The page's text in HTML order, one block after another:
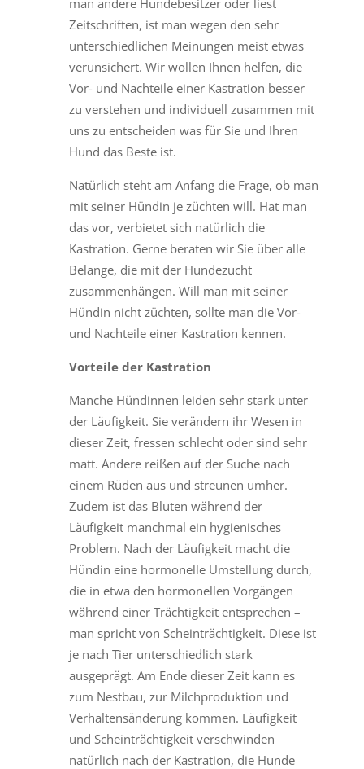
Zeitschriften, ist man wegen den sehr
unterschiedlichen Meinungen meist etwas
verunsichert. Wir wollen Ihnen helfen, die
Vor- und Nachteile einer Kastration besser
zu verstehen und individuell zusammen mit
uns zu entscheiden was für Sie und Ihren
Hund das Beste ist.
Natürlich steht am Anfang die Frage, ob man
mit seiner Hündin je züchten will. Hat man
das vor, verbietet sich natürlich die
Kastration. Gerne beraten wir Sie über alle
Belange, die mit der Hundezucht
zusammenhängen. Will man mit seiner
Hündin nicht züchten, sollte man die Vor-
und Nachteile einer Kastration kennen.
Vorteile der Kastration
Manche Hündinnen leiden sehr stark unter
der Läufigkeit. Sie verändern ihr Wesen in
dieser Zeit, fressen schlecht oder sind sehr
matt. Andere reißen auf der Suche nach
einem Rüden aus und streunen umher.
Zudem ist das Bluten während der
Läufigkeit manchmal ein hygienisches
Problem. Nach der Läufigkeit macht die
Hündin eine hormonelle Umstellung durch,
die in etwa den hormonellen Vorgängen
während einer Trächtigkeit entsprechen –
man spricht von Scheinträchtigkeit. Diese ist
je nach Tier unterschiedlich stark
ausgeprägt. Am Ende dieser Zeit kann es
zum Nestbau, zur Milchproduktion und
Verhaltensänderung kommen. Läufigkeit
und Scheinträchtigkeit verschwinden
natürlich nach der Kastration, die Hunde